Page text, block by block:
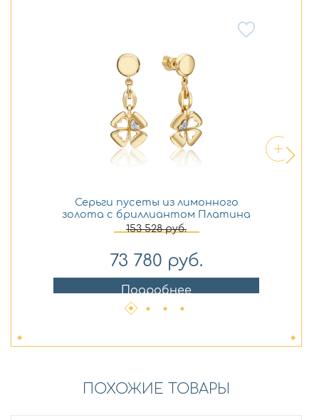
Серьги пусеты из лимонного
золота с бриллиантом Платина
02-4820-00-101-1121
153 528руб.
73 780 руб.
Подробнее
ПОХОЖИЕ ТОВАРЫ